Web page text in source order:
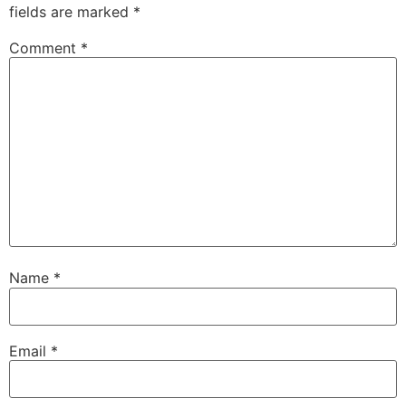
fields are marked *
Comment *
Name *
Email *